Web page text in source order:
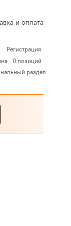
и оплата
Регистрация
0 позиций
раздел